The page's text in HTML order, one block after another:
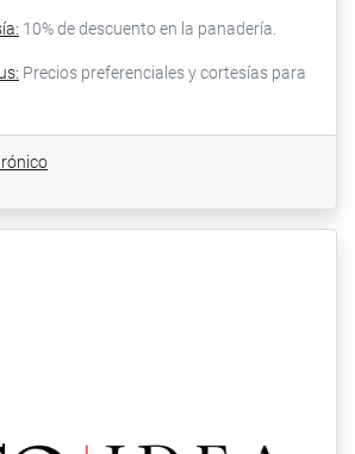
10% de descuento en la panadería.
Precios preferenciales y cortesías para